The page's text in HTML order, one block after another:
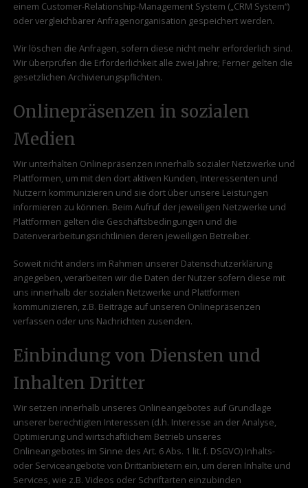
einem Customer-Relationship-Management System („CRM System“)
oder vergleichbarer Anfragenorganisation gespeichert werden.
Wir löschen die Anfragen, sofern diese nicht mehr erforderlich sind.
Wir überprüfen die Erforderlichkeit alle zwei Jahre; Ferner gelten die
gesetzlichen Archivierungspflichten.
Onlinepräsenzen in sozialen
Medien
Wir unterhalten Onlinepräsenzen innerhalb sozialer Netzwerke und
Plattformen, um mit den dort aktiven Kunden, Interessenten und
Nutzern kommunizieren und sie dort über unsere Leistungen
informieren zu können. Beim Aufruf der jeweiligen Netzwerke und
Plattformen gelten die Geschäftsbedingungen und die
Datenverarbeitungsrichtlinien deren jeweiligen Betreiber.
Soweit nicht anders im Rahmen unserer Datenschutzerklärung
angegeben, verarbeiten wir die Daten der Nutzer sofern diese mit
uns innerhalb der sozialen Netzwerke und Plattformen
kommunizieren, z.B. Beiträge auf unseren Onlinepräsenzen
verfassen oder uns Nachrichten zusenden.
Einbindung von Diensten und
Inhalten Dritter
Wir setzen innerhalb unseres Onlineangebotes auf Grundlage
unserer berechtigten Interessen (d.h. Interesse an der Analyse,
Optimierung und wirtschaftlichem Betrieb unseres
Onlineangebotes im Sinne des Art. 6 Abs. 1 lit. f. DSGVO) Inhalts-
oder Serviceangebote von Drittanbietern ein, um deren Inhalte und
Services, wie z.B. Videos oder Schriftarten einzubinden